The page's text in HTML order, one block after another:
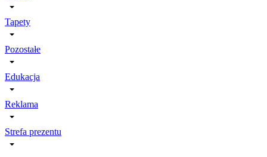
Tapety
Pozostałe
Edukacja
Reklama
Strefa prezentu